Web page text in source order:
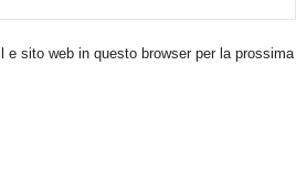
e sito web in questo browser per la prossima